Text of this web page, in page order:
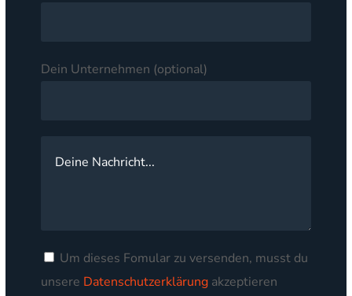
Dein Unternehmen (optional)
Um dieses Fomular zu versenden, musst du
unsere Datenschutzerklärung akzeptieren